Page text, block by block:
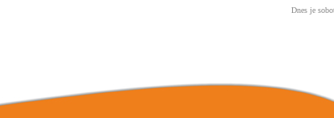
Dnes je